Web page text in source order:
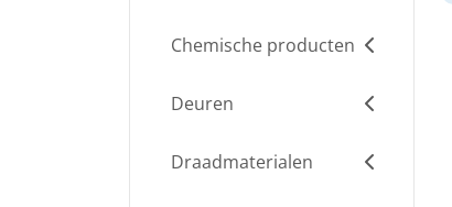
Chemische producten
Deuren
Draadmaterialen